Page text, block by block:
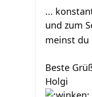
...
und zum
meinst du
Beste
Holgi